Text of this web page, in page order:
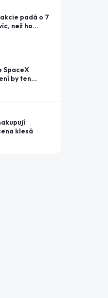
padá o 7
než ho
SpaceX
by ten
klesá